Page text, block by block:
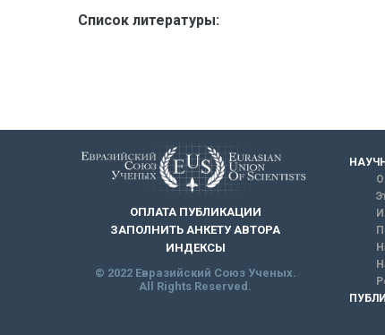
Список литературы:
ОПЛАТА ПУБЛИКАЦИИ
ЗАПОЛНИТЬ АНКЕТУ АВТОРА
ИНДЕКСЫ
© 2022 Евразийский Союз Ученых.
All Rights Reserved.